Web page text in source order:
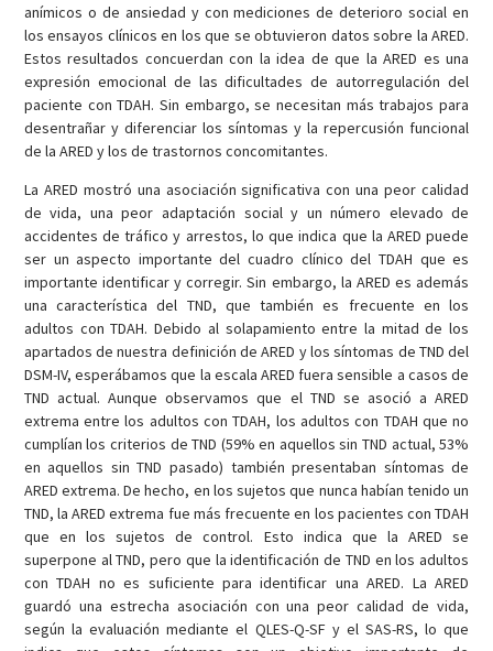
anímicos o de ansiedad y con mediciones de deterioro social en
los ensayos clínicos en los que se obtuvieron datos sobre la ARED.
Estos resultados concuerdan con la idea de que la ARED es una
expresión emocional de las dificultades de autorregulación del
paciente con TDAH. Sin embargo, se necesitan más trabajos para
desentrañar y diferenciar los síntomas y la repercusión funcional
de la ARED y los de trastornos concomitantes.
La ARED mostró una asociación significativa con una peor calidad
de vida, una peor adaptación social y un número elevado de
accidentes de tráfico y arrestos, lo que indica que la ARED puede
ser un aspecto importante del cuadro clínico del TDAH que es
importante identificar y corregir. Sin embargo, la ARED es además
una característica del TND, que también es frecuente en los
adultos con TDAH. Debido al solapamiento entre la mitad de los
apartados de nuestra definición de ARED y los síntomas de TND del
DSM-IV, esperábamos que la escala ARED fuera sensible a casos de
TND actual. Aunque observamos que el TND se asoció a ARED
extrema entre los adultos con TDAH, los adultos con TDAH que no
cumplían los criterios de TND (59% en aquellos sin TND actual, 53%
en aquellos sin TND pasado) también presentaban síntomas de
ARED extrema. De hecho, en los sujetos que nunca habían tenido un
TND, la ARED extrema fue más frecuente en los pacientes con TDAH
que en los sujetos de control. Esto indica que la ARED se
superpone al TND, pero que la identificación de TND en los adultos
con TDAH no es suficiente para identificar una ARED. La ARED
guardó una estrecha asociación con una peor calidad de vida,
según la evaluación mediante el QLES-Q-SF y el SAS-RS, lo que